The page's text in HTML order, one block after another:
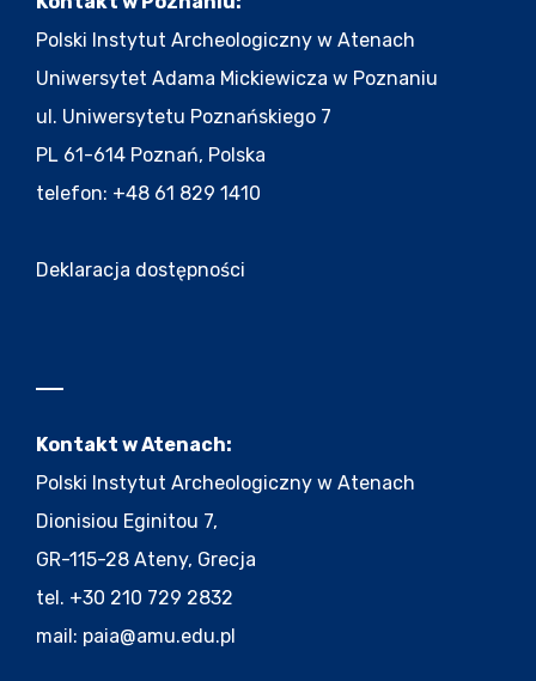
Polski Instytut Archeologiczny w Atenach
Uniwersytet Adama Mickiewicza w Poznaniu
ul. Uniwersytetu Poznańskiego 7
PL 61-614 Poznań, Polska
telefon: +48 61 829 1410
Deklaracja dostępności
Kontakt w Atenach:
Polski Instytut Archeologiczny w Atenach
Dionisiou Eginitou 7,
GR-115-28 Ateny, Grecja
tel. +30 210 729 2832
mail: paia@amu.edu.pl